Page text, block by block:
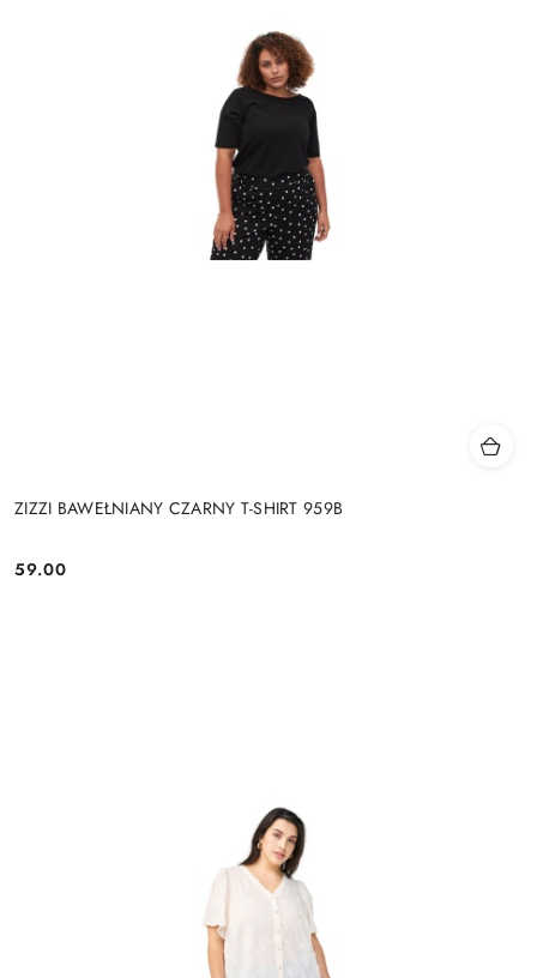
ZIZZI BAWEŁNIANY CZARNY T-SHIRT 959B
Cena:
59.00